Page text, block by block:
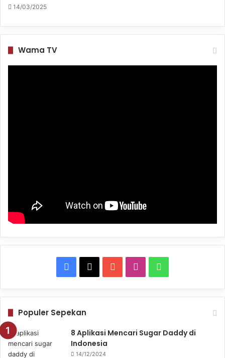
14/03/2025
Wama TV
Facebook
X YouTubeInstagram
Populer Sepekan
8 Aplikasi Mencari Sugar Daddy di
Indonesia
14/12/2024